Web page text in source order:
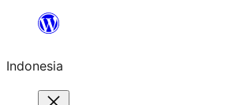
Lewati
konten
Indonesia